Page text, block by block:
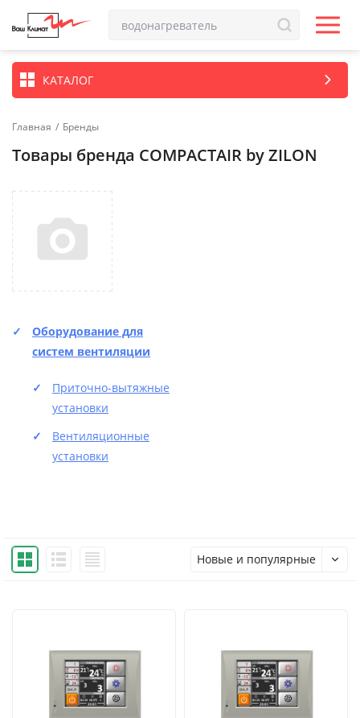
КАТАЛОГ
Главная / Бренды
Товары бренда COMPACTAIR by ZILON
Оборудование для
систем вентиляции
Приточно-вытяжные
установки
Вентиляционные
установки
Новые и популярные